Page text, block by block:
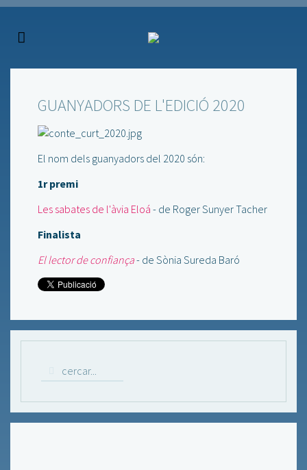
GUANYADORS DE L'EDICIÓ 2020
El nom dels guanyadors del 2020 són:
1r premi
Les sabates de l'àvia Eloá - de Roger Sunyer Tacher
Finalista
El lector de confiança- de Sònia Sureda Baró